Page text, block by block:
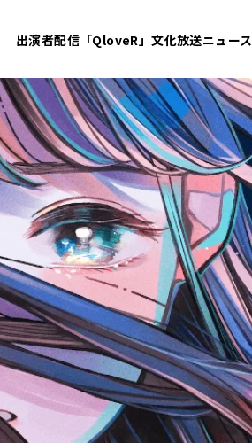
出演者配信「QloveR」文化放送ニュース